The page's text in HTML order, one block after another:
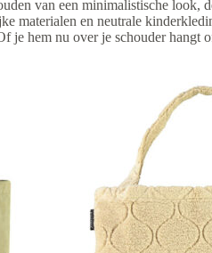
van een minimalistische look,
materialen en neutrale
je hem nu over je schouder hangt